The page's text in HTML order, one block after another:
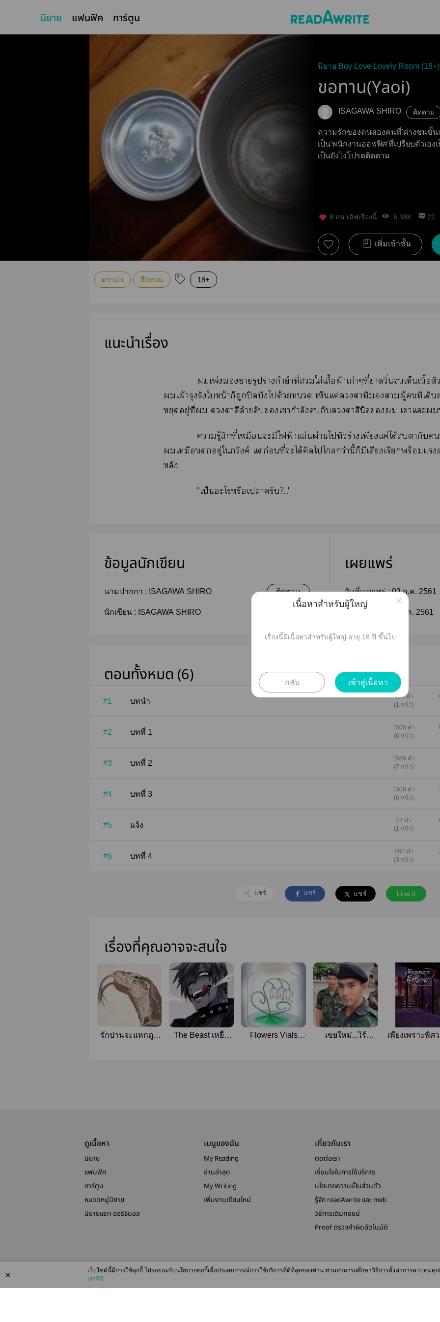
นิยาย แฟนฟิค การ์ตูน
นิยาย Boy Love Lovely Room (18+)
ขอทาน(Yaoi)
ISAGAWA SHIRO ติดตาม
ความรักของคนสองคนที่'ต่างชนขั้
เป็น'พนักงานออฟฟิศ'ที่เปรียบตัวเอง
เป็นยังไงโปรดติดตาม
8 คน เลิฟเรื่องนี้ 6.38K 22
เพิ่มเข้าชั้น
ดรามา สืบสวน 18+
แนะนำเรื่อง
เพ่งารูปร่างกำยำที่ใส่เสื้อผ้าเก่าๆที่าวิ่นเห็นเนื้อตั
เผ้ารุงรังใหน้าก็ถูกปิดบังได้วย เห็นแค่าที่าผู้คนที่เดิน
หยุดอยู่ที่ าสีดำขลับเากำลังกับาสีนิล เาแะ
ารู้สึกที่เหมือนะมีไฟ้าแล่นผ่านไทั่วร่างเพียงแค่ได้ตากับ
เหมือนอยู่ใภวังค์ แต่ก่อนที่ะได้คิดไไกว่านี้ก็มีเสียงเรียกพร้อมแ
หลัง
"เป็นะไหรือเปล่าครับ?..."
ข้อมูลนักเขียน
นามปากกา : ISAGAWA SHIRO ติดตาม
นักเขียน : ISAGAWA SHIRO
เผยแพร่
วันที่เผยแพร่ :03 ก.ค. 2561
แก้ไขล่าสุด : 29 ต.ค. 2561
ตอนทั้งหมด (6)
#1 บทนำ
194 คำ
(1 หน้า)
#2 บทที่ 1
1500 คำ
(6 หน้า)
#3 บทที่ 2
1569 คำ
(7 หน้า)
#4 บทที่ 3
1308 คำ
(6 หน้า)
#5 แจ้ง
43 คำ
(1 หน้า)
#6 บทที่ 4
587 คำ
(3 หน้า)
แชร์ แชร์ แชร์ Line it
เรื่องที่คุณอาจจะสนใจ
รักปานจะแหกตูด
The Beast เหยื่อ
Flowers Vials
เขยใหม่...ไร้
เพียงเพราะพิศว
ดูเนื้อหา
นิยาย
แฟนฟิค
การ์ตูน
หมวดหมู่นิยาย
นิยายแชท ออริจินอล
เมนูของฉัน
My Reading
อ่านล่าสุด
My Writing
เพิ่มงานเขียนใหม่
เกี่ยวกับเรา
ติดต่อเรา
เงื่อนไขในการใช้บริการ
นโยบายความเป็นส่วนตัว
รู้จัก readAwrite และ meb
วิธีการเติมคอยน์
Proof ตรวจคำผิดอัตโนมัติ
© 2026 readAwrite.com by MEB Corporation Public Company Limited
This site is protected by reCAPTCHA and the Google
× เว็บไซต์นี้มีการใช้คุกกี้ โปรดยอมรับนโยบายคุกกี้เพื่อประสบการณ์การใช้บริการที่ดีที่สุดของท่าน ท่านสามารถศึกษาวิธีการตั้งค่าการควบคุมคุ
เราที่นี่
เนื้อหาสำหรับผู้ใหญ่
เรื่องนี้มีเนื้อหาสำหรับผู้ใหญ่ อายุ 18 ปี ขึ้นไป
กลับ เข้าสู่เนื้อหา
×